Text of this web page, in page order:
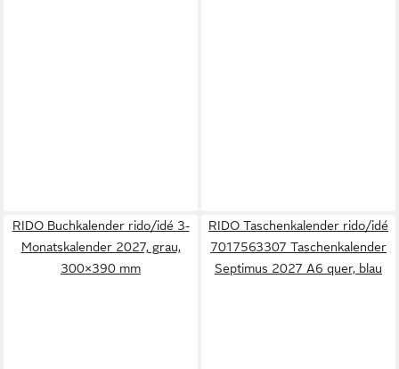
RIDO Buchkalender rido/idé 3-
Monatskalender 2027, grau,
300×390 mm
RIDO Taschenkalender rido/idé
7017563307 Taschenkalender
Septimus 2027 A6 quer, blau